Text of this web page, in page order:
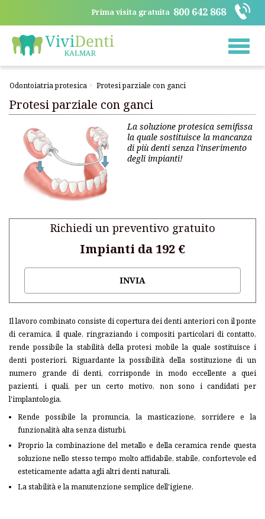
Prima visita gratuita 800 642 868
Toggle
Odontoiatria protesica Protesi parziale con ganci
Protesi parziale con ganci
La soluzione protesica semifissa
la quale sostituisce la mancanza
di più denti senza l'inserimento
degli impianti!
Richiedi un preventivo gratuito
Impianti da 192 €
INVIA
Il lavoro combinato consiste di copertura dei denti anteriori con il ponte
di ceramica, il quale, ringraziando i compositi particolari di contatto,
rende possibile la stabilità della protesi mobile la quale sostituisce i
denti posteriori. Riguardante la possibilità della sostituzione di un
numero grande di denti, corrisponde in modo eccellente a quei
pazienti, i quali, per un certo motivo, non sono i candidati per
l'implantologia.
Rende possibile la pronuncia, la masticazione, sorridere e la
funzionalità alta senza disturbi.
Proprio la combinazione del metallo e della ceramica rende questa
soluzione nello stesso tempo molto affidabile, stabile, confortevole ed
esteticamente adatta agli altri denti naturali.
La stabilità e la manutenzione semplice dell'igiene.